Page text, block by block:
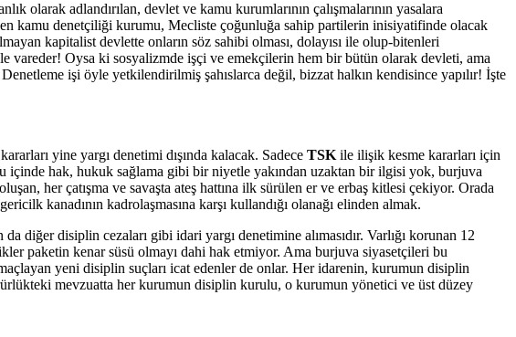
olarak adlandırılan, devlet ve kamu kurumlarının çalışmalarının yasalara
kamu denetçiliği kurumu, Mecliste çoğunluğa sahip partilerin inisiyatifinde olacak
kapitalist devlette onların söz sahibi olması, dolayısı ile olup-bitenleri
vareder! Oysa ki sosyalizmde işçi ve emekçilerin hem bir bütün olarak devleti, ama
işi öyle yetkilendirilmiş şahıslarca değil, bizzat halkın kendisince yapılır! İşte
yine yargı denetimi dışında kalacak. Sadece TSK ile ilişik kesme kararları için
hak, hukuk sağlama gibi bir niyetle yakından uzaktan bir ilgisi yok, burjuva
her çatışma ve savaşta ateş hattına ilk sürülen er ve erbaş kitlesi çekiyor. Orada
kanadının kadrolaşmasına karşı kullandığı olanağı elinden almak.
diğer disiplin cezaları gibi idari yargı denetimine alımasıdır. Varlığı korunan 12
paketin kenar süsü olmayı dahi hak etmiyor. Ama burjuva siyasetçileri bu
yeni disiplin suçları icat edenler de onlar. Her idarenin, kurumun disiplin
mevzuatta her kurumun disiplin kurulu, o kurumun yönetici ve üst düzey